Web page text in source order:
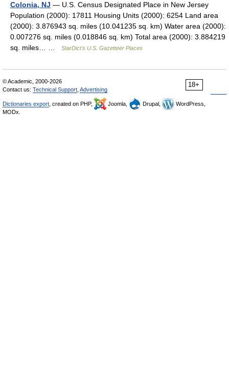
Colonia, NJ — U.S. Census Designated Place in New Jersey
Population (2000): 17811 Housing Units (2000): 6254 Land area
(2000): 3.876943 sq. miles (10.041235 sq. km) Water area (2000):
0.007276 sq. miles (0.018846 sq. km) Total area (2000): 3.884219
sq. miles… …
StarDict's U.S. Gazetteer Places
18+
© Academic, 2000-2026
Contact us: Technical Support Advertising
Dictionaries export , created on PHP, Joomla, Drupal,
WordPress,
MODx.